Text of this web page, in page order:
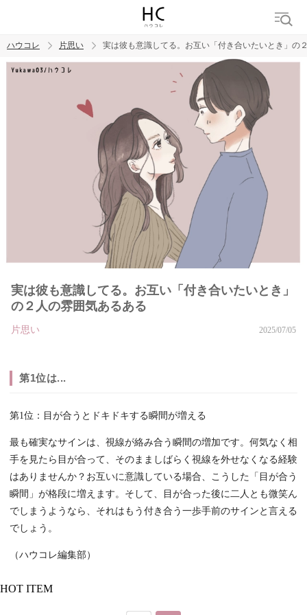
恋がしたい 女磨き
ハウコレ 片思い 実は彼も意識してる。お互い「付き合いたいとき」の
実は彼も意識してる。お互い「付き合いたいとき」
の２人の雰囲気あるある
片思い 2025/07/05
第1位は...
第1位：目が合うとドキドキする瞬間が増える
最も確実なサインは、視線が絡み合う瞬間の増加です。何気なく相
手を見たら目が合って、そのまましばらく視線を外せなくなる経験
はありませんか？お互いに意識している場合、こうした「目が合う
瞬間」が格段に増えます。そして、目が合った後に二人とも微笑ん
でしまうようなら、それはもう付き合う一歩手前のサインと言える
でしょう。
（ハウコレ編集部）
HOT ITEM